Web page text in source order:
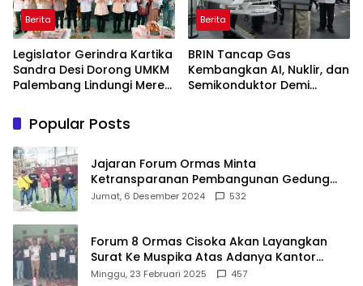
Berita
Legislator Gerindra Kartika
Sandra Desi Dorong UMKM
Palembang Lindungi Merek
Berita
BRIN Tancap Gas
Kembangkan AI, Nuklir, dan
Semikonduktor Demi
Popular Posts
Jajaran Forum Ormas Minta
Ketransparanan Pembangunan Gedung
Damkar Di Kecamatan Cisoka
Jumat, 6 Desember 2024 532
Forum 8 Ormas Cisoka Akan Layangkan
Surat Ke Muspika Atas Adanya Kantor
Matel di Cisoka
Minggu, 23 Februari 2025 457